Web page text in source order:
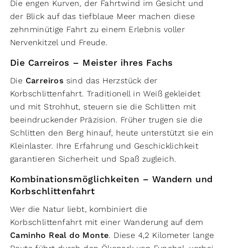
Die engen Kurven, der Fahrtwind im Gesicht und
der Blick auf das tiefblaue Meer machen diese
zehnminütige Fahrt zu einem Erlebnis voller
Nervenkitzel und Freude.
Die Carreiros – Meister ihres Fachs
Die Carreiros sind das Herzstück der
Korbschlittenfahrt. Traditionell in Weiß gekleidet
und mit Strohhut, steuern sie die Schlitten mit
beeindruckender Präzision. Früher trugen sie die
Schlitten den Berg hinauf, heute unterstützt sie ein
Kleinlaster. Ihre Erfahrung und Geschicklichkeit
garantieren Sicherheit und Spaß zugleich.
Kombinationsmöglichkeiten – Wandern und
Korbschlittenfahrt
Wer die Natur liebt, kombiniert die
Korbschlittenfahrt mit einer Wanderung auf dem
Caminho Real do Monte. Diese 4,2 Kilometer lange